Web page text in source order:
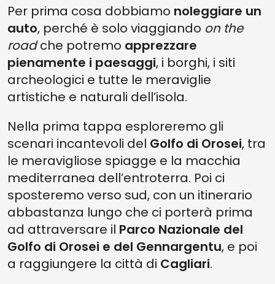
Per prima cosa dobbiamo noleggiare un
auto, perché è solo viaggiando on the
roadche potremo apprezzare
pienamente i paesaggi, i borghi, i siti
archeologici e tutte le meraviglie
artistiche e naturali dell’isola.
Nella prima tappa esploreremo gli
scenari incantevoli del Golfo di Orosei, tra
le meravigliose spiagge e la macchia
mediterranea dell’entroterra. Poi ci
sposteremo verso sud, con un itinerario
abbastanza lungo che ci porterà prima
ad attraversare il Parco Nazionale del
Golfo di Orosei e del Gennargentu, e poi
a raggiungere la città di Cagliari.